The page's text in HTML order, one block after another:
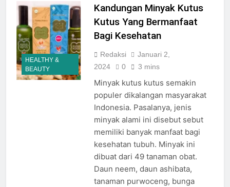
HEALTHY &
BEAUTY
Kandungan Minyak Kutus
Kutus Yang Bermanfaat
Bagi Kesehatan
Redaksi
Januari 2,
2024
0 3 mins
Minyak kutus kutus semakin
populer dikalangan masyarakat
Indonesia. Pasalanya, jenis
minyak alami ini disebut sebut
memiliki banyak manfaat bagi
kesehatan tubuh. Minyak ini
dibuat dari 49 tanaman obat.
Daun neem, daun ashibata,
tanaman purwoceng, bunga